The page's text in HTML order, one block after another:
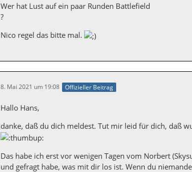
Wer hat Lust auf ein paar Runden Battlefield
?
Nico regel das bitte mal.
8. Mai 2021 um 19:08 Offizieller Beitrag
Hallo Hans,
danke, daß du dich meldest. Tut mir leid für dich, daß
Das habe ich erst vor wenigen Tagen vom Norbert
und gefragt habe, was mit dir los ist. Wenn du